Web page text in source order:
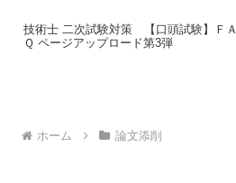
技術士 二次試験対策 【口頭試験】ＦＡ
Ｑ ページアップロード第3弾
ホーム 論文添削